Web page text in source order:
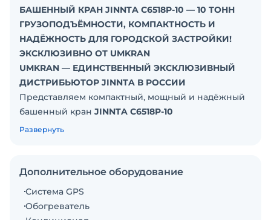
БАШЕННЫЙ КРАН JINNTA C6518P-10 — 10 ТОНН
ГРУЗОПОДЪЁМНОСТИ, КОМПАКТНОСТЬ И
НАДЁЖНОСТЬ ДЛЯ ГОРОДСКОЙ ЗАСТРОЙКИ!
ЭКСКЛЮЗИВНО ОТ UMKRAN
UMKRAN — ЕДИНСТВЕННЫЙ ЭКСКЛЮЗИВНЫЙ
ДИСТРИБЬЮТОР JINNTA В РОССИИ
Представляем компактный, мощный и надёжный
башенный кран JINNTA C6518P-10
грузоподъёмностью
работы на стеснённых городских площадках.
ОСНОВНЫЕ ПРЕИМУЩЕСТВА И
Развернуть
Дополнительное оборудование
Система GPS
Обогреватель